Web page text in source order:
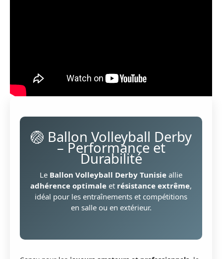
🏐 Ballon Volleyball Derby
– Performance et
Durabilité
Le Ballon Volleyball Derby Tunisie allie
adhérence optimale et résistance extrême,
idéal pour les entraînements et compétitions
en salle ou en extérieur.